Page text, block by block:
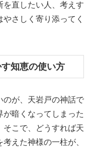
を直したい人、考えす
さしく寄り添ってく
知恵の使い方
のが、天岩戸の神話で
暗くなってしまった
そこで、どうすれば天
えた神様の一柱が、